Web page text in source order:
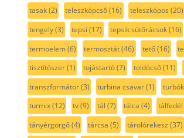
tasak(2) teleszkópcső(16) teleszkópos (20)
tengely(3) tepsi (17) tepsik sütőrácsok(16)
termoelem(6) termosztát(46) tető(16)
tisztítószer(1) tojástartó(7) toldócső(11)
transzformátor(3) turbina csavar(1)
turmix(12) tv(9) tál (7) tálca (4) tálfedél
tányérgörgő(4) tárcsa (5) tárolórekesz (37)